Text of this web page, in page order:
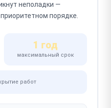
неполадки —
порядке.
1 год
максимальный срок
работ